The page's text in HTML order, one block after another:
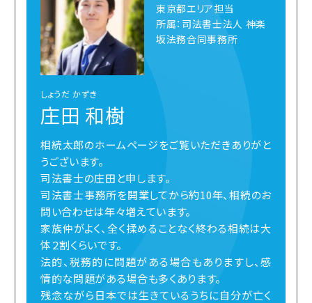
東京都エリア担当
所属：司法書士法人 神楽
坂法務合同事務所
しょうだ かずき
庄田 和樹
相続太郎のホームページをご覧いただきありがと
うございます。
司法書士の庄田と申します。
司法書士事務所を開業してから約10年、相続のお
問い合わせは年々増えています。
家族仲がよく、全く揉めることなく終わる相続は大
体２割くらいです。
法的、税務的に問題がある場合もありますし、感
情的な問題がある場合も多くあります。
残念ながら日本では生きているうちに自分が亡く